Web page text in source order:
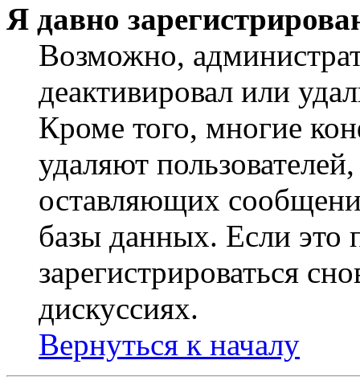
Я давно
Возможно,
деактивировал или
Кроме того, многие
удаляют
оставляющих
базы данных. Если это
зарегистрироваться
дискуссиях.
Вернуться к началу